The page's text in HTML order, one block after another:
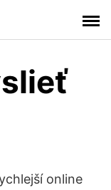
online